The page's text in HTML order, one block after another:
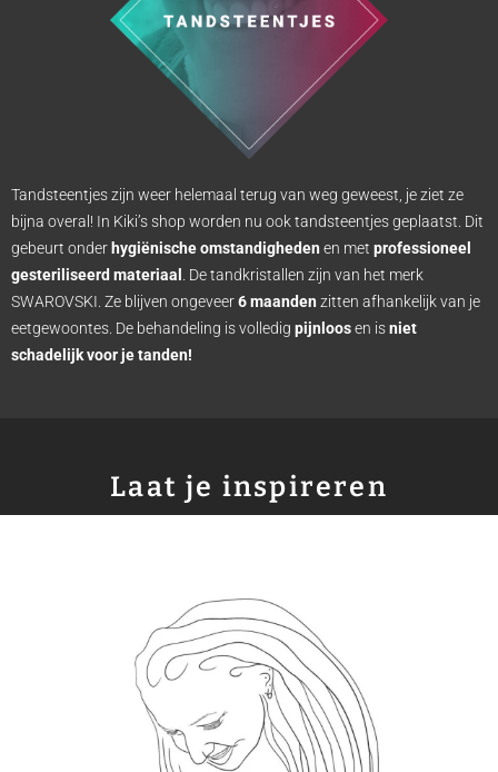
Tandsteentjes zijn weer helemaal terug van weg geweest, je ziet ze
bijna overal! In Kiki’s shop worden nu ook tandsteentjes geplaatst. Dit
gebeurt onder hygiënische omstandigheden en met professioneel
gesteriliseerd materiaal
. De tandkristallen zijn van het merk
SWAROVSKI. Ze blijven ongeveer6 maanden zitten afhankelijk van je
eetgewoontes. De behandeling is volledig pijnloosen isniet
schadelijk voor je tanden!
Laat je inspireren